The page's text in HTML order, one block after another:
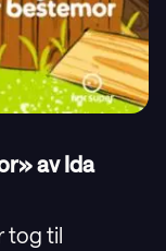
av Ida
tog til